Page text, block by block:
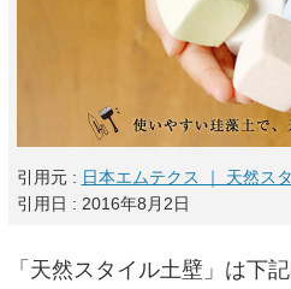
引用元 : 日本エムテクス ｜ 天然ス
引用日 : 2016年8月2日
「天然スタイル土壁」は下